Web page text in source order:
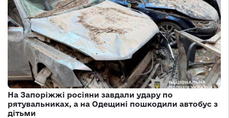
На Запоріжжі росіяни завдали удару по
рятувальниках, а на Одещині пошкодили автобус з
дітьми